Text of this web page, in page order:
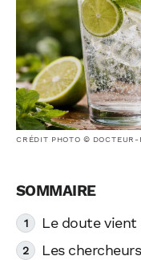
CRÉDIT PHOTO © DOCTEUR-
Le doute vient
Les